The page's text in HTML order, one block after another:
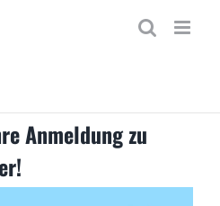
Anmeldung zu